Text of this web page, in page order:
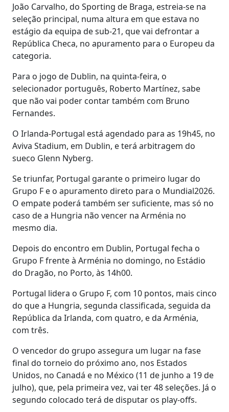
João Carvalho, do Sporting de Braga, estreia-se na
seleção principal, numa altura em que estava no
estágio da equipa de sub-21, que vai defrontar a
República Checa, no apuramento para o Europeu da
categoria.
Para o jogo de Dublin, na quinta-feira, o
selecionador português, Roberto Martínez, sabe
que não vai poder contar também com Bruno
Fernandes.
O Irlanda-Portugal está agendado para as 19h45, no
Aviva Stadium, em Dublin, e terá arbitragem do
sueco Glenn Nyberg.
Se triunfar, Portugal garante o primeiro lugar do
Grupo F e o apuramento direto para o Mundial2026.
O empate poderá também ser suficiente, mas só no
caso de a Hungria não vencer na Arménia no
mesmo dia.
Depois do encontro em Dublin, Portugal fecha o
Grupo F frente à Arménia no domingo, no Estádio
do Dragão, no Porto, às 14h00.
Portugal lidera o Grupo F, com 10 pontos, mais cinco
do que a Hungria, segunda classificada, seguida da
República da Irlanda, com quatro, e da Arménia,
com três.
O vencedor do grupo assegura um lugar na fase
final do torneio do próximo ano, nos Estados
Unidos, no Canadá e no México (11 de junho a 19 de
julho), que, pela primeira vez, vai ter 48 seleções. Já o
segundo colocado terá de disputar os play-offs.